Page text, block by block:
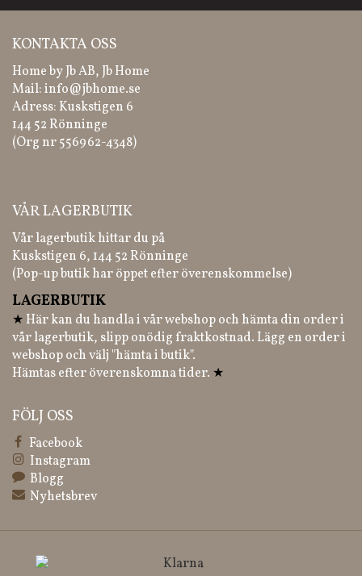
KONTAKTA OSS
Home by Jb AB, Jb Home
Mail:info@jbhome.se
Adress: Kuskstigen 6
144 52 Rönninge
(Org nr 556962-4348)
VÅR LAGERBUTIK
Vår lagerbutik hittar du på
Kuskstigen 6, 144 52 Rönninge
(Pop-up butik har öppet efter överenskommelse)
LAGERBUTIK
★ Här kan du handla i vår webshop och hämta din order i
vår lagerbutik, slipp onödig fraktkostnad. Lägg en order i
webshop och välj "hämta i butik".
Hämtas efter överenskomna tider. ★
FÖLJ OSS
Facebook
Instagram
Blogg
Nyhetsbrev